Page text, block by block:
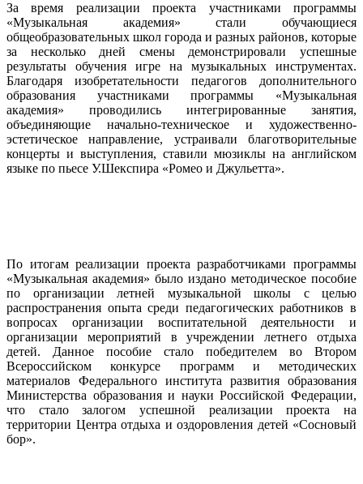
За время реализации проекта участниками программы
«Музыкальная академия» стали обучающиеся
общеобразовательных школ города и разных районов, которые
за несколько дней смены демонстрировали успешные
результаты обучения игре на музыкальных инструментах.
Благодаря изобретательности педагогов дополнительного
образования участниками программы «Музыкальная
академия» проводились интегрированные занятия,
объединяющие начально-техническое и художественно-
эстетическое направление, устраивали благотворительные
концерты и выступления, ставили мюзиклы на английском
языке по пьесе У.Шекспира «Ромео и Джульетта».
По итогам реализации проекта разработчиками программы
«Музыкальная академия» было издано методическое пособие
по организации летней музыкальной школы с целью
распространения опыта среди педагогических работников в
вопросах организации воспитательной деятельности и
организации мероприятий в учреждении летнего отдыха
детей. Данное пособие стало победителем во Втором
Всероссийском конкурсе программ и методических
материалов Федерального института развития образования
Министерства образования и науки Российской Федерации,
что стало залогом успешной реализации проекта на
территории Центра отдыха и оздоровления детей «Сосновый
бор».